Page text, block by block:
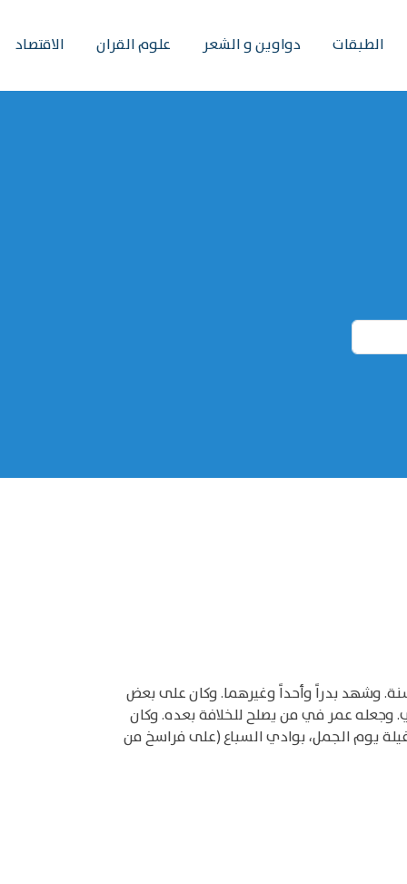
الطبقات دواوين و الشعر علوم القران الاقتصاد
الشجاع، أحد العشرة المبشرين بالجنة، وأول من سلَّ سيفه في الاسلام. وهو ابن عمة النبي (ص) أسلم وله 12 سنة. وشهد بدراً وأحداً وغيرهما. وكان على بعض
وجعله عمر في من يصلح للخلافة بعده. وكان
غيلة يوم الجمل، بوادي السباع (على فراسخ من